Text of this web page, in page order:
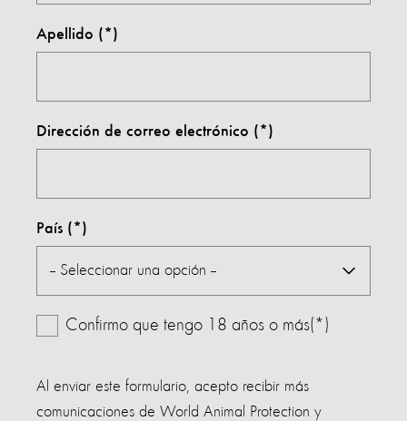
Apellido
Dirección de correo electrónico
País
Confirmo que tengo 18 años o más(*)
Al enviar este formulario, acepto recibir más
comunicaciones de World Animal Protection y